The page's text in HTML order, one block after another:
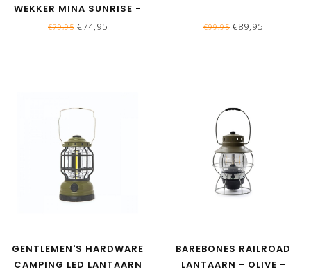
WEKKER MINA SUNRISE -
ANTRACIET
€79,95 €74,95 €99,95 €89,95
GENTLEMEN'S HARDWARE
CAMPING LED LANTAARN
BAREBONES RAILROAD
LANTAARN - OLIVE -